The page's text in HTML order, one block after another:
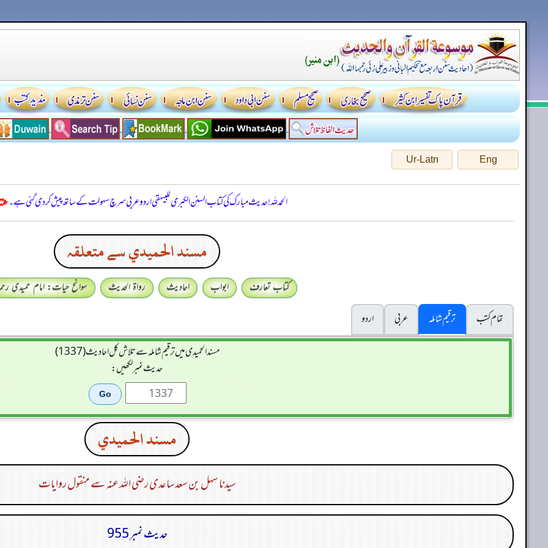
Eng
Ur-Latn
الحمدللہ! حدیث مبارک کی کتاب السنن الكبرى للبيهقي اردو عربی سرچ سہولت کے ساتھ پیش کر دی گئی ہے۔
مسند الحميدي سے متعلقہ
کتاب تعارف ابواب احادیث رواۃ الحدیث
سوانح حیات: امام حمیدی
تمام کتب
ترقیم شاملہ عربی
اردو
مسند الحمیدی میں ترقیم شاملہ سے تلاش کل احادیث (1337)
حدیث نمبر لکھیں:
مسند الحميدي
سیدنا سہل بن سعد ساعدی رضی اللہ عنہ سے منقول روایات
حدیث نمبر 955